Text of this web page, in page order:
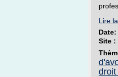
Lire
Date:
Site :
droit